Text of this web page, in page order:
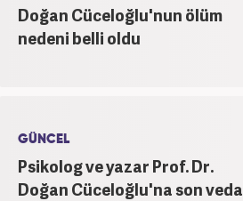
Doğan Cüceloğlu'nun ölüm
nedeni belli oldu
GÜNCEL
Psikolog ve yazar Prof. Dr.
Doğan Cüceloğlu'na son veda